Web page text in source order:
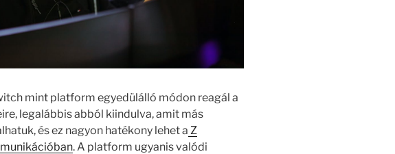
mint platform egyedülálló módon reagál a
legalábbis abból kiindulva, amit más
és ez nagyon hatékony lehet a Z
. A platform ugyanis valódi